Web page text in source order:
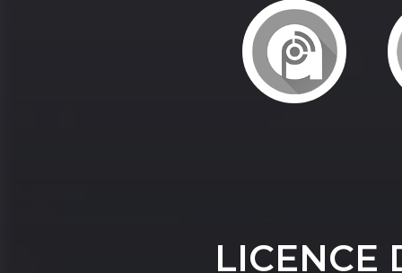
LICENCE